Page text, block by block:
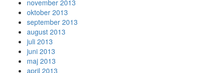
november 2013
oktober 2013
september 2013
august 2013
juli 2013
juni 2013
maj 2013
april 2013